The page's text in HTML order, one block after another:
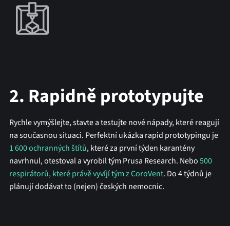
2. Rapidně prototypujte
Rychle vymýšlejte, stavte a testujte nové nápady, které reagují
na současnou situaci. Perfektní ukázka rapid prototypingu je
1 600 ochranných štítů, které za první týden karantény
navrhnul, otestoval a vyrobil tým Prusa Research. Nebo500
respirátorů, které právě vyvíjí tým z CoroVent. Do 4 týdnů je
plánují dodávat to (nejen) českých nemocnic.